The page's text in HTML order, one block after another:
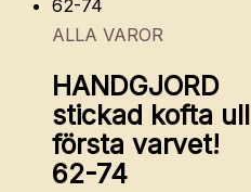
ALLA VAROR
HANDGJORD
stickad kofta ull
första varvet!
62-74